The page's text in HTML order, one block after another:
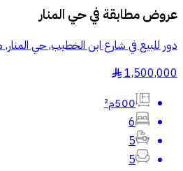
عروض مطابقة فيحي المنار
دور للبيع في شارع ابن الخطيب, حي المنار,
1,500,000
§
500م²
6
5
5